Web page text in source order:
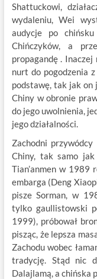
Shattuckowi,
wydaleniu, Wei
audycje po
Chińczyków, a
propagandę .
nurt do pogodzenia
podstawę, tak jak on
Chiny w obronie
do jego uwolnienia,
jego działalności.
Zachodni
Chiny, tak samo
Tian’anmen w 1989
embarga (Deng
pisze Sorman, w
tylko gaullistowski
1999), próbował
pisząc, że lepsza
Zachodu wobec
tradycję. Stąd nic
Dalajlamą, a chińska